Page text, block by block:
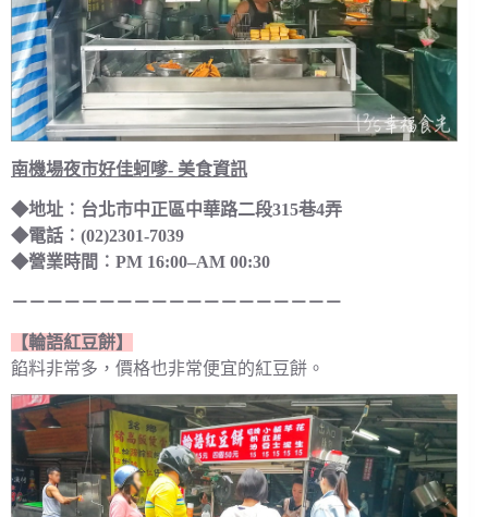
南機場夜市好佳蚵嗲- 美食資訊
◆地址︰台北市中正區中華路二段315巷4弄
◆電話︰(02)2301-7039
◆營業時間︰PM 16:00–AM 00:30
－－－－－－－－－－－－－－－－－－－
【輪語紅豆餅】
餡料非常多，價格也非常便宜的紅豆餅。